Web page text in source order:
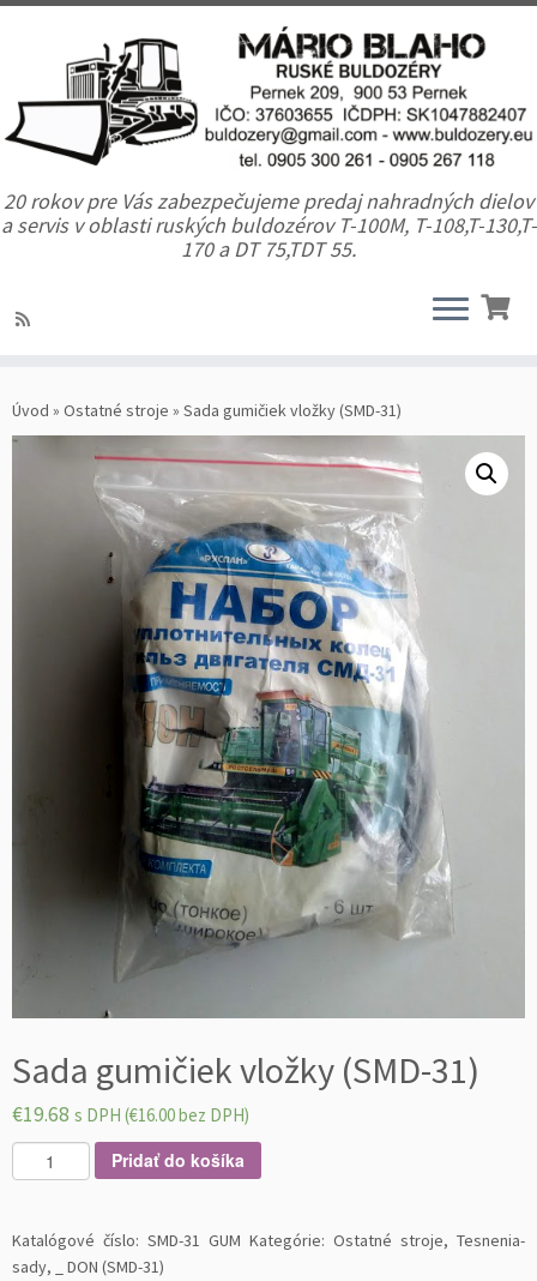
20 rokov pre Vás zabezpečujeme predaj nahradných dielov
a servis v oblasti ruských buldozérov T-100M, T-108,T-130,T-
170 a DT 75,TDT 55.
Úvod » Ostatné stroje » Sada gumičiek vložky (SMD-31)
Sada gumičiek vložky (SMD-31)
€19.68 s DPH (€16.00bez DPH)
n
ž
s
Pridať do košíka
Katalógové číslo: SMD-31 GUM Kategórie: Ostatné stroje, Tesnenia-
sady, _ DON (SMD-31)